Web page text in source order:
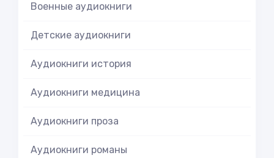
Военные аудиокниги
Детские аудиокниги
Аудиокниги история
Аудиокниги медицина
Аудиокниги проза
Аудиокниги романы